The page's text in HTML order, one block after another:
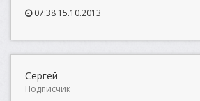
07:38 15.10.2013
Сергей
Подписчик